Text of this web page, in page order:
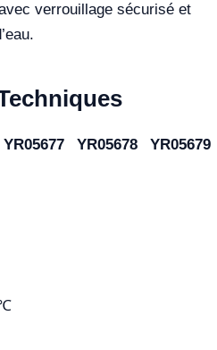
verrouillage sécurisé et
YR05677 YR05678
YR05679